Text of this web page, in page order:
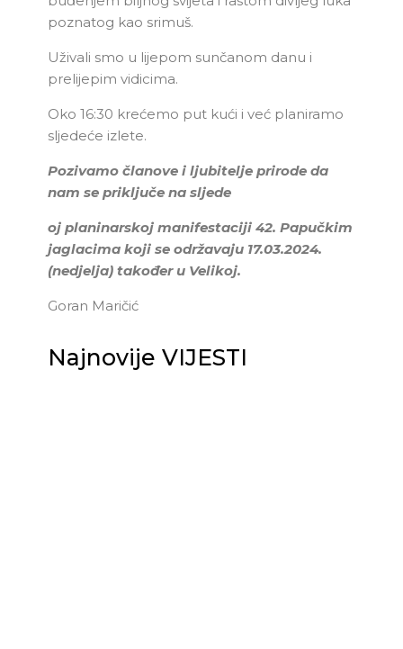
poznatog kao srimuš.
Uživali smo u lijepom sunčanom danu i
prelijepim vidicima.
Oko 16:30 krećemo put kući i već planiramo
sljedeće izlete.
Pozivamo članove i ljubitelje prirode da
nam se priključe na sljede
oj planinarskoj manifestaciji 42. Papučkim
jaglacima koji se održavaju 17.03.2024.
(nedjelja) također u Velikoj.
Goran Maričić
Najnovije VIJESTI